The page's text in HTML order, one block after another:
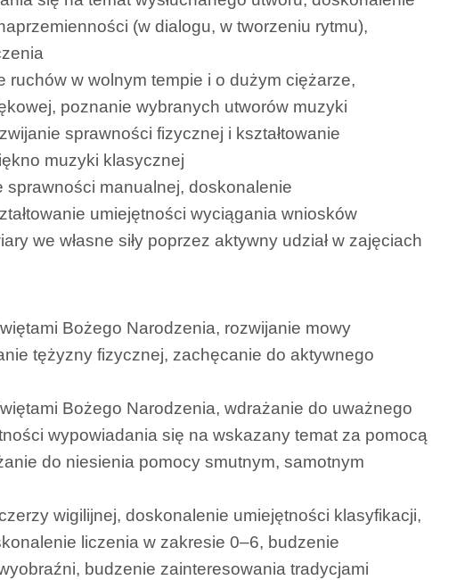
(w dialogu, w tworzeniu rytmu),
ruchów w wolnym tempie i o dużym ciężarze,
poznanie wybranych utworów muzyki
sprawności fizycznej i kształtowanie
muzyki klasycznej
sprawności manualnej, doskonalenie
umiejętności wyciągania wniosków
we własne siły poprzez aktywny udział w zajęciach
Bożego Narodzenia, rozwijanie mowy
tężyzny fizycznej, zachęcanie do aktywnego
Bożego Narodzenia, wdrażanie do uważnego
wypowiadania się na wskazany temat za pomocą
do niesienia pomocy smutnym, samotnym
wigilijnej, doskonalenie umiejętności klasyfikacji,
liczenia w zakresie 0–6, budzenie
budzenie zainteresowania tradycjami